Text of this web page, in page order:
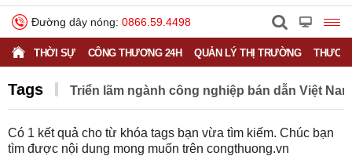
Đường dây nóng: 0866.59.4498
THỜI SỰ CÔNG THƯƠNG 24H QUẢN LÝ THỊ TRƯỜNG
Tags Triển lãm ngành công nghiệp bán dẫn Việt
Có 1 kết quả cho từ khóa tags bạn vừa tìm kiếm. Chúc bạn
tìm được nội dung mong muốn trên congthuong.vn